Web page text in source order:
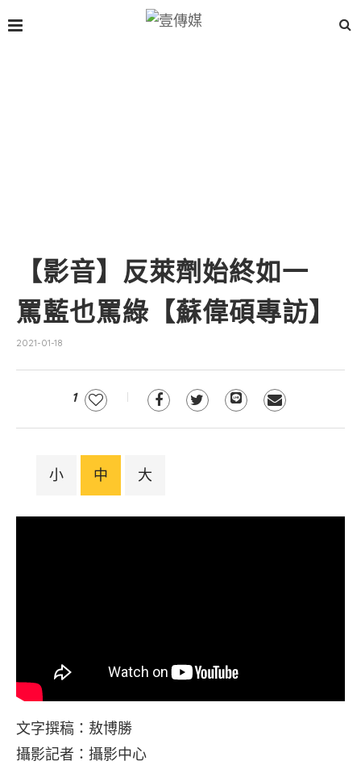
【影音】反萊劑始終如一
罵藍也罵綠【蘇偉碩專訪】
2021-01-18
1
小 中 大
文字撰稿：敖博勝
攝影記者：攝影中心